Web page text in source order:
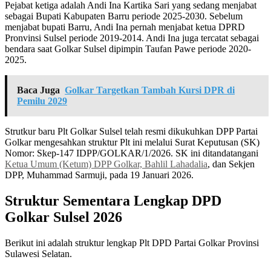
Pejabat ketiga adalah Andi Ina Kartika Sari yang sedang menjabat
sebagai Bupati Kabupaten Barru periode 2025-2030. Sebelum
menjabat bupati Barru, Andi Ina pernah menjabat ketua DPRD
Pronvinsi Sulsel periode 2019-2014. Andi Ina juga tercatat sebagai
bendara saat Golkar Sulsel dipimpin Taufan Pawe periode 2020-
2025.
Baca Juga Golkar Targetkan Tambah Kursi DPR di
Pemilu 2029
Strutkur baru Plt Golkar Sulsel telah resmi dikukuhkan DPP Partai
Golkar mengesahkan struktur Plt ini melalui Surat Keputusan (SK)
Nomor: Skep-147 IDPP/GOLKAR/1/2026. SK ini ditandatangani
Ketua Umum (Ketum) DPP Golkar, Bahlil Lahadalia, dan Sekjen
DPP, Muhammad Sarmuji, pada 19 Januari 2026.
Struktur Sementara Lengkap DPD
Golkar Sulsel 2026
Berikut ini adalah struktur lengkap Plt DPD Partai Golkar Provinsi
Sulawesi Selatan.